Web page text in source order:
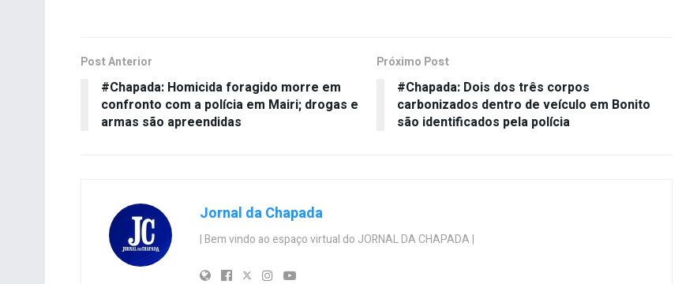
Post Anterior
#Chapada: Homicida foragido morre em
confronto com a polícia em Mairi; drogas e
armas são apreendidas
Próximo Post
#Chapada: Dois dos três corpos
carbonizados dentro de veículo em Bonito
são identificados pela polícia
Jornal da Chapada
| Bem vindo ao espaço virtual do JORNAL DA CHAPADA |